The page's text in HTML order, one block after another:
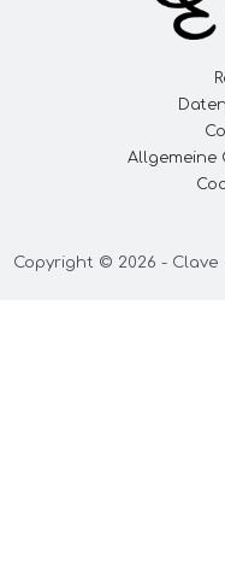
Allgemeine
Copyright © 2026 -